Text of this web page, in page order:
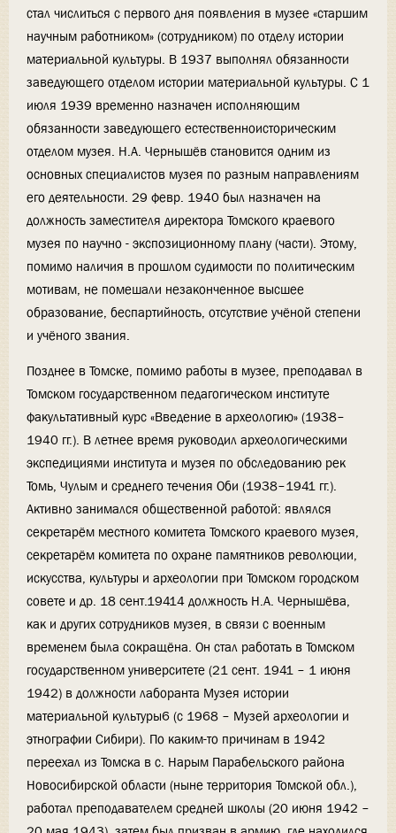
стал числиться с первого дня появления в музее «старшим
научным работником» (сотрудником) по отделу истории
материальной культуры. В 1937 выполнял обязанности
заведующего отделом истории материальной культуры. С 1
июля 1939 временно назначен исполняющим
обязанности заведующего естественноисторическим
отделом музея. Н.А. Чернышёв становится одним из
основных специалистов музея по разным направлениям
его деятельности. 29 февр. 1940 был назначен на
должность заместителя директора Томского краевого
музея по научно - экспозиционному плану (части). Этому,
помимо наличия в прошлом судимости по политическим
мотивам, не помешали незаконченное высшее
образование, беспартийность, отсутствие учёной степени
и учёного звания.
Позднее в Томске, помимо работы в музее, преподавал в
Томском государственном педагогическом институте
факультативный курс «Введение в археологию» (1938–
1940 гг.). В летнее время руководил археологическими
экспедициями института и музея по обследованию рек
Томь, Чулым и среднего течения Оби (1938–1941 гг.).
Активно занимался общественной работой: являлся
секретарём местного комитета Томского краевого музея,
секретарём комитета по охране памятников революции,
искусства, культуры и археологии при Томском городском
совете и др. 18 сент.19414 должность Н.А. Чернышёва,
как и других сотрудников музея, в связи с военным
временем была сокращёна. Он стал работать в Томском
государственном университете (21 сент. 1941 – 1 июня
1942) в должности лаборанта Музея истории
материальной культуры6 (с 1968 – Музей археологии и
этнографии Сибири). По каким-то причинам в 1942
переехал из Томска в с. Нарым Парабельского района
Новосибирской области (ныне территория Томской обл.),
работал преподавателем средней школы (20 июня 1942 –